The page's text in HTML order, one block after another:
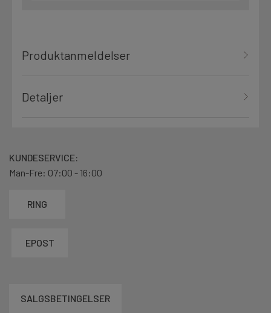
Produktanmeldelser
Detaljer
KUNDESERVICE:
Man-Fre: 07:00 - 16:00
RING
EPOST
SALGSBETINGELSER